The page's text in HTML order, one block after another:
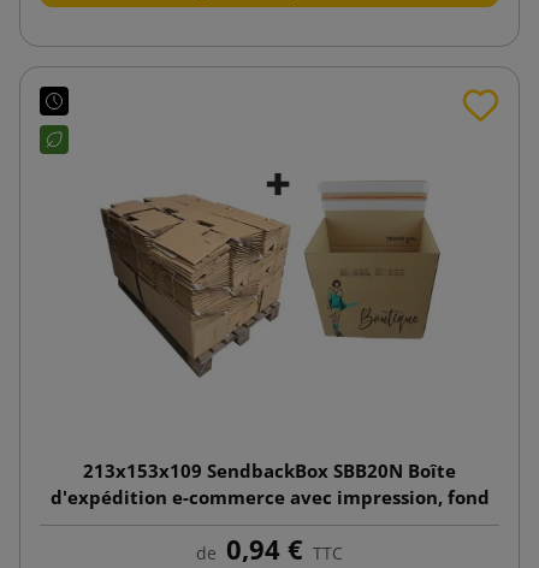
213x153x109 SendbackBox SBB20N Boîte
d'expédition e-commerce avec impression, fond
automatique
de 0,94 € TTC